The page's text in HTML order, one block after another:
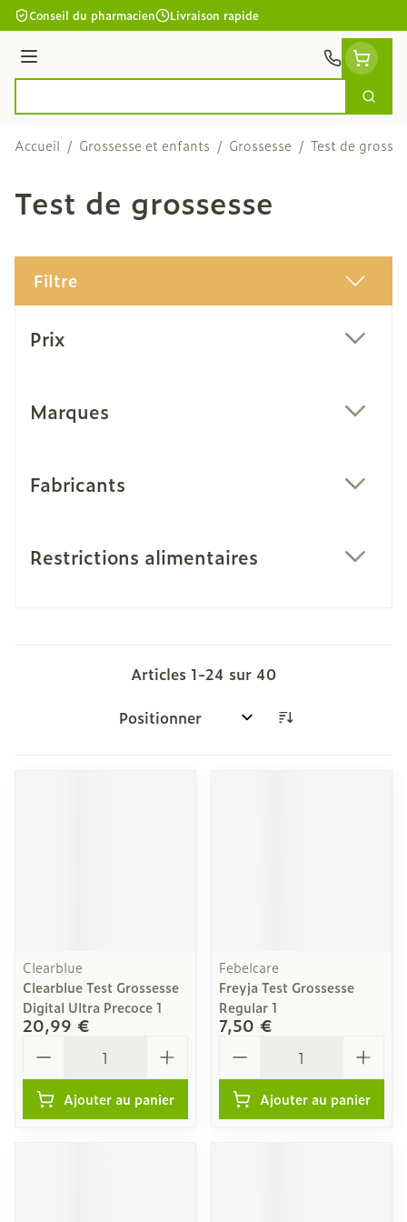
Aller au contenu
Conseil du pharmacien Livraison rapide
Menu
Accueil / Grossesse et enfants / Grossesse / Test de
Test de grossesse
Filtre
Prix
Marques
Fabricants
Restrictions alimentaires
Articles 1-24 sur 40
Trier par:
Clearblue
Clearblue Test Grossesse
Digital Ultra Precoce 1
20,99 €
Ajouter au panier
Febelcare
Freyja Test Grossesse
Regular 1
7,50 €
Ajouter au panier